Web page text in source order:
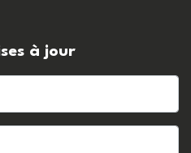
à jour